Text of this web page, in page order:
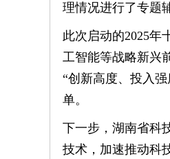
理情况进行了专题
此次启动的2025年
工智能等战略新兴
“创新高度、投入
单。
下一步，湖南省科
技术，加速推动科